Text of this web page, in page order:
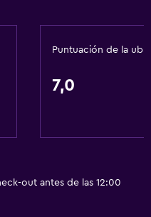
Puntuación de la
7,0
out antes de las 12:00